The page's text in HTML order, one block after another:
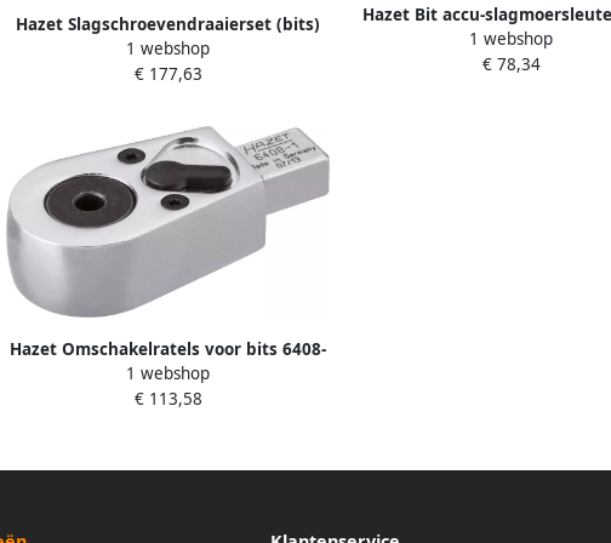
Hazet Slagschroevendraaierset (bits)
2272 23N | 5 16 inch (8 mm) zeskant
massief | Kruiskop profiel PH Binnen-
1 webshop
€ 177,63
Hazet Bit accu-
4.5 Nm | Binnen-TORX -
Pozidriv-profiel PZ | Binnen-
1 webshop
€ 78,34
Hazet Omschakelratels voor bits 6408-
1 · 9 x 12 mm insteekvierkant massief ·
5 16 inch (8 mm) zeskant hol · Lengte:
1 webshop
€ 113,58